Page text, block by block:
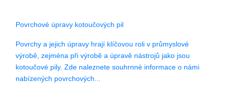
Povrchové úpravy kotoučových pil
Povrchy a jejich úpravy hrají klíčovou roli v průmyslové
výrobě, zejména při výrobě a úpravě nástrojů jako jsou
kotoučové pily. Zde naleznete souhrnné informace o námi
nabízených povrchových...